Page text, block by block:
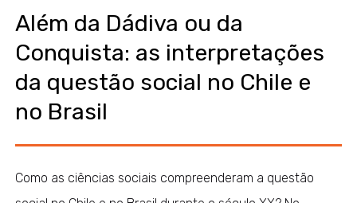
Além da Dádiva ou da
Conquista: as interpretações
da questão social no Chile e
no Brasil
Como as ciências sociais compreenderam a questão